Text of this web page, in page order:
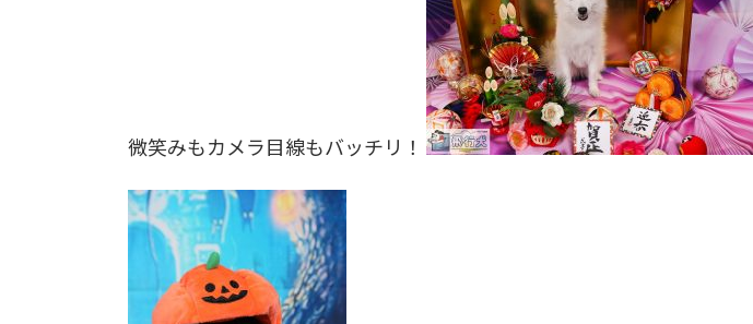
微笑みもカメラ目線もバッチリ！